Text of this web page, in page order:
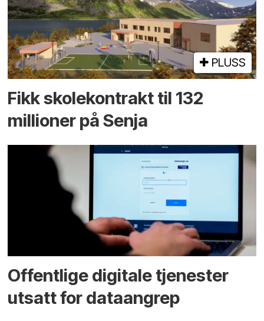
PLUSS
Fikk skole­kontrakt til 132
millioner på Senja
Offentlige digitale tjenester
utsatt for dataangrep